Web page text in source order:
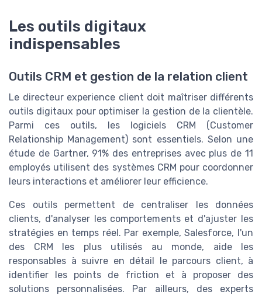
Les outils digitaux
indispensables
Outils CRM et gestion de la relation client
Le directeur experience client doit maîtriser différents
outils digitaux pour optimiser la gestion de la clientèle.
Parmi ces outils, les logiciels CRM (Customer
Relationship Management) sont essentiels. Selon une
étude de Gartner, 91% des entreprises avec plus de 11
employés utilisent des systèmes CRM pour coordonner
leurs interactions et améliorer leur efficience.
Ces outils permettent de centraliser les données
clients, d'analyser les comportements et d'ajuster les
stratégies en temps réel. Par exemple, Salesforce, l'un
des CRM les plus utilisés au monde, aide les
responsables à suivre en détail le parcours client, à
identifier les points de friction et à proposer des
solutions personnalisées. Par ailleurs, des experts